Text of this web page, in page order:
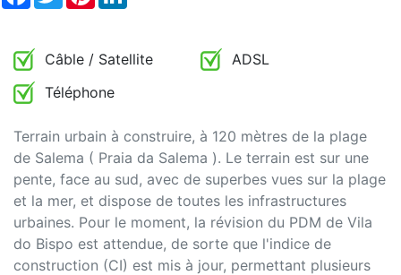
Câble / Satellite
ADSL
Téléphone
Terrain urbain à construire, à 120 mètres de la plage
de Salema ( Praia da Salema ). Le terrain est sur une
pente, face au sud, avec de superbes vues sur la plage
et la mer, et dispose de toutes les infrastructures
urbaines. Pour le moment, la révision du PDM de Vila
do Bispo est attendue, de sorte que l'indice de
construction (CI) est mis à jour, permettant plusieurs